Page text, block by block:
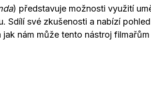
) představuje možnosti využití
Sdílí své zkušenosti a nabízí
nám může tento nástroj